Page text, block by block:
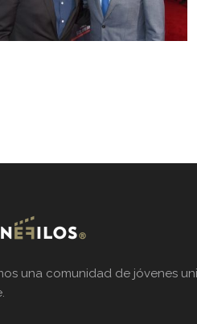
una comunidad de jóvenes